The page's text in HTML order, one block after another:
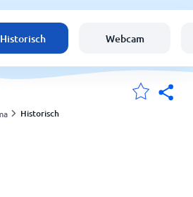
Historisch Webcam
Historisch